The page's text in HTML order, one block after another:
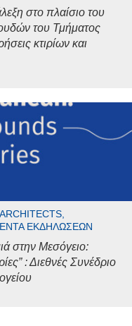
στο πλαίσιο του
του Τμήματος
κτιρίων και
ΕΚΔΗΛΏΣΕΩΝ
στην Μεσόγειο:
: Διεθνές Συνέδριο